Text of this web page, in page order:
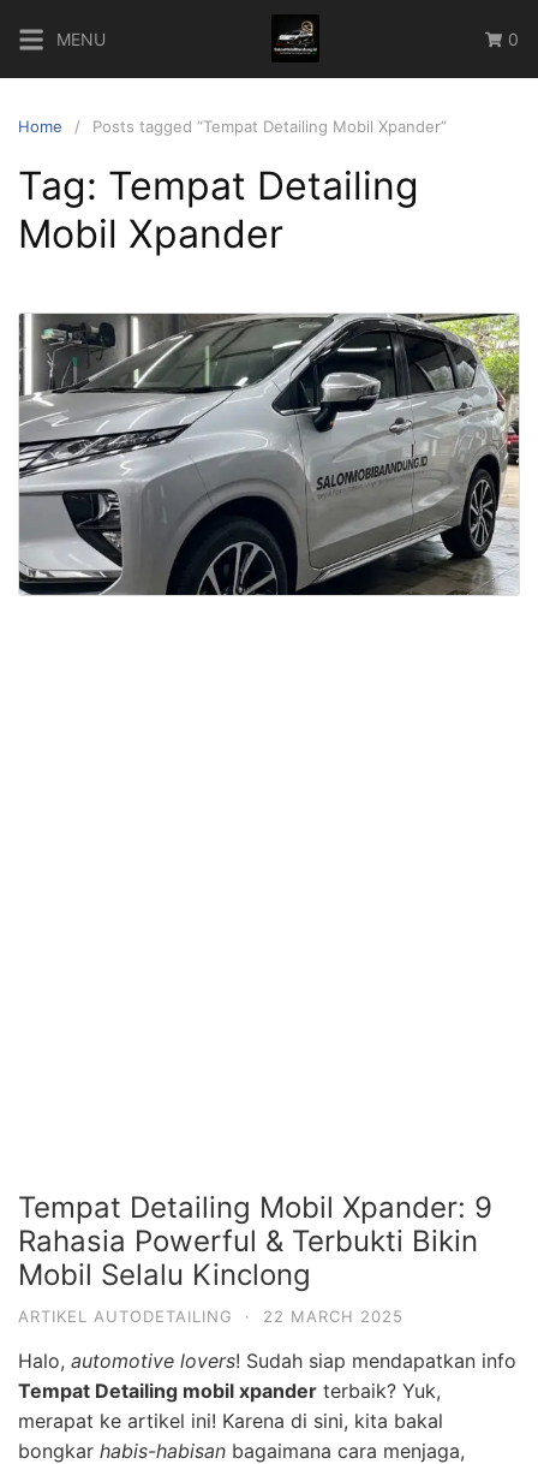
content
MENU 0
Home Posts tagged “Tempat Detailing Mobil Xpander”
Tag: Tempat Detailing
Mobil Xpander
Tempat Detailing Mobil Xpander: 9
Rahasia Powerful & Terbukti Bikin
Mobil Selalu Kinclong
ARTIKEL AUTODETAILING · 22 MARCH 2025
Halo, automotive lovers! Sudah siap mendapatkan info
Tempat Detailing mobil xpander terbaik? Yuk,
merapat ke artikel ini! Karena di sini, kita bakal
bongkar habis-habisan bagaimana cara menjaga,